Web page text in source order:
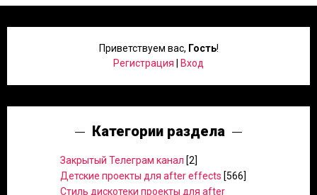
Приветствуем вас, Гость!
Регистрация
Вход
Категории раздела
Закрытый Телеграм канал [2]
Детские проекты для after effects [566]
Стиль дискотеки проекты для after